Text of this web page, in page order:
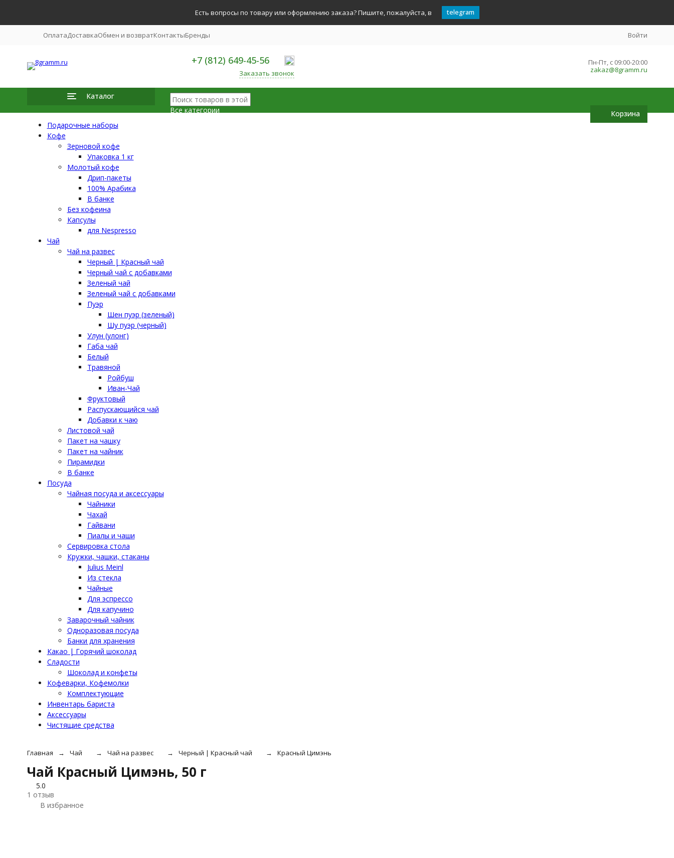
Есть вопросы по товару или оформлению заказа? Пишите, пожалуйста, в telegram
ОплатаДоставкаОбмен и возвратКонтактыБренды Войти
+7 (812) 649-45-56
Заказать звонок
Пн-Пт, с 09:00-20:00
zakaz@8gramm.ru
Каталог
Все категории
Корзина
Подарочные наборы
Кофе
Зерновой кофе
Упаковка 1 кг
Молотый кофе
Дрип-пакеты
100% Арабика
В банке
Без кофеина
Капсулы
для Nespresso
Чай
Чай на развес
Черный | Красный чай
Черный чай с добавками
Зеленый чай
Зеленый чай с добавками
Пуэр
Шен пуэр (зеленый)
Шу пуэр (черный)
Улун (улонг)
Габа чай
Белый
Травяной
Ройбуш
Иван-Чай
Фруктовый
Распускающийся чай
Добавки к чаю
Листовой чай
Пакет на чашку
Пакет на чайник
Пирамидки
В банке
Посуда
Чайная посуда и аксессуары
Чайники
Чахай
Гайвани
Пиалы и чаши
Сервировка стола
Кружки, чашки, стаканы
Julius Meinl
Из стекла
Чайные
Для эспрессо
Для капучино
Заварочный чайник
Одноразовая посуда
Банки для хранения
Какао | Горячий шоколад
Сладости
Шоколад и конфеты
Кофеварки, Кофемолки
Комплектующие
Инвентарь бариста
Аксессуары
Чистящие средства
Главная Чай Чай на развес Черный | Красный чай Красный Цимэнь
Чай Красный Цимэнь, 50 г
5.0
1 отзыв
В избранное